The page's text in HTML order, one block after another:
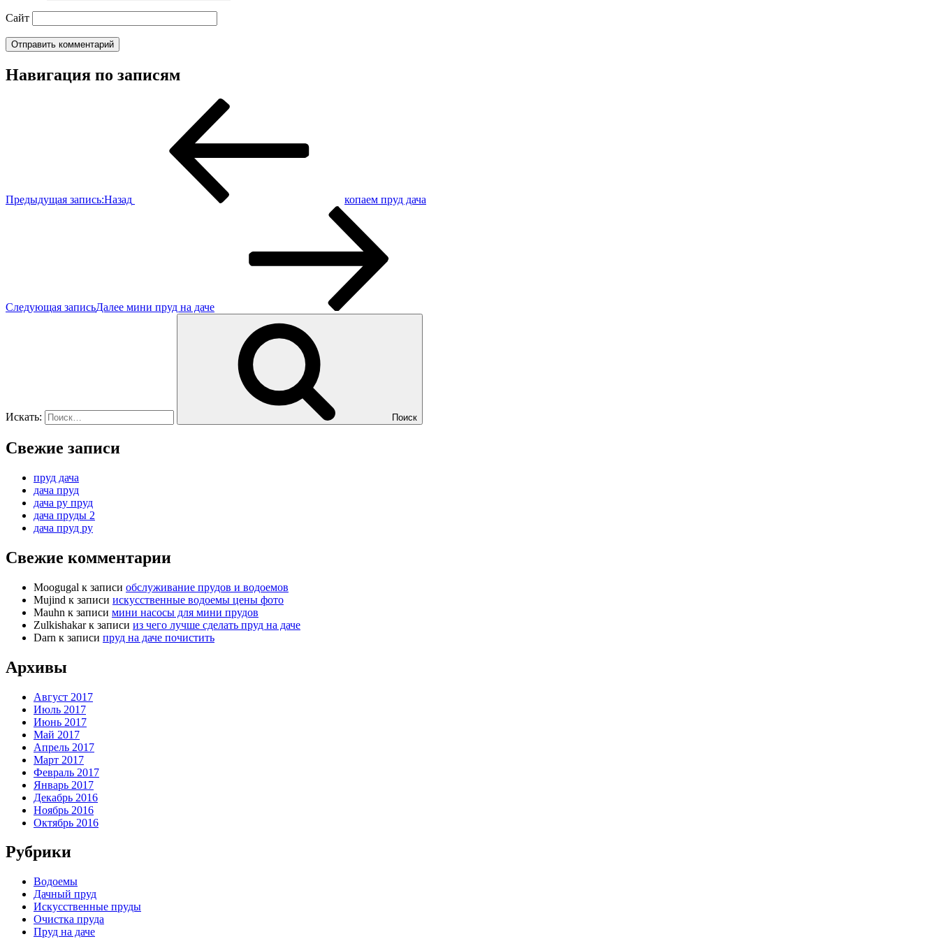
Сайт
Навигация по записям
Предыдущая запись:Назад копаем пруд дача
Следующая записьДалее мини пруд на даче
Искать: Поиск
Свежие записи
пруд дача
дача пруд
дача ру пруд
дача пруды 2
дача пруд ру
Свежие комментарии
Moogugal к записи обслуживание прудов и водоемов
Mujind к записи искусственные водоемы цены фото
Mauhn к записи мини насосы для мини прудов
Zulkishakarк записи из чего лучше сделать пруд на даче
Darn к записи пруд на даче почистить
Архивы
Август 2017
Июль 2017
Июнь 2017
Май 2017
Апрель 2017
Март 2017
Февраль 2017
Январь 2017
Декабрь 2016
Ноябрь 2016
Октябрь 2016
Рубрики
Водоемы
Дачный пруд
Искусственные пруды
Очистка пруда
Пруд на даче